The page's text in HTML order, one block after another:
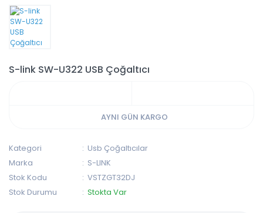
S-link SW-U322 USB Çoğaltıcı
AYNI GÜN KARGO
Kategori
Usb Çoğaltıcılar
Marka
S-LINK
Stok Kodu
VSTZGT32DJ
Stok Durumu
Stokta Var